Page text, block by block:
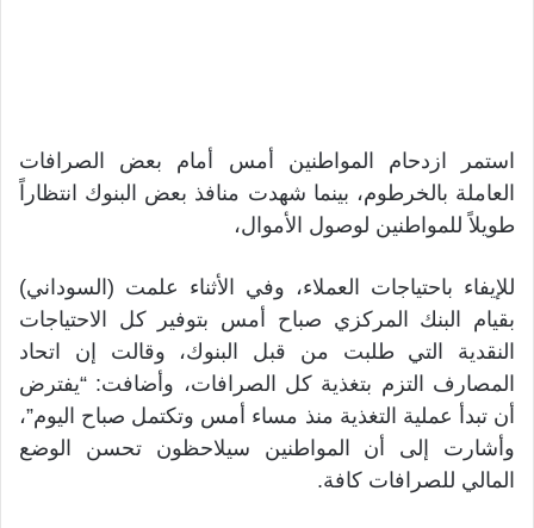
استمر ازدحام المواطنين أمس أمام بعض الصرافات
العاملة بالخرطوم، بينما شهدت منافذ بعض البنوك انتظاراً
طويلاً للمواطنين لوصول الأموال،
للإيفاء باحتياجات العملاء، وفي الأثناء علمت (السوداني)
بقيام البنك المركزي صباح أمس بتوفير كل الاحتياجات
النقدية التي طلبت من قبل البنوك، وقالت إن اتحاد
المصارف التزم بتغذية كل الصرافات، وأضافت: “يفترض
أن تبدأ عملية التغذية منذ مساء أمس وتكتمل صباح اليوم”،
وأشارت إلى أن المواطنين سيلاحظون تحسن الوضع
المالي للصرافات كافة.